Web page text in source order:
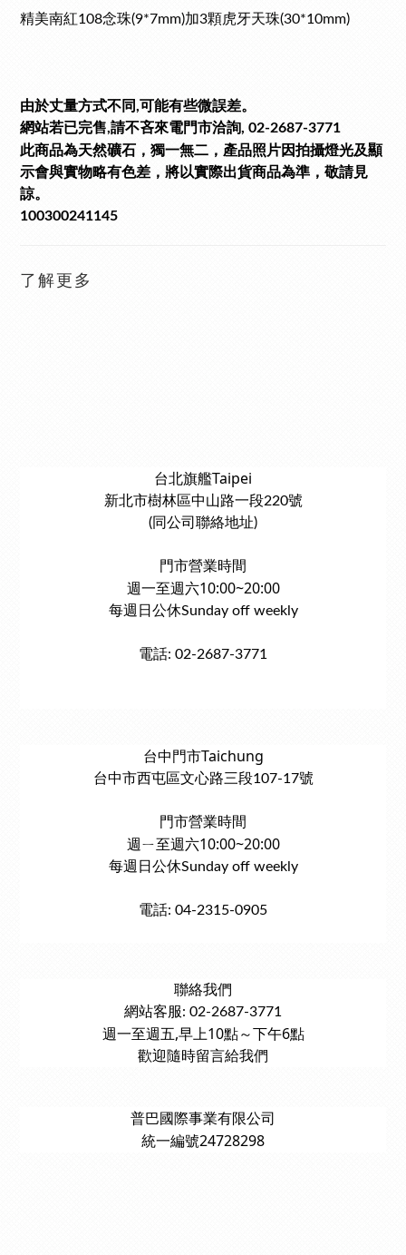
精美南紅108念珠(9*7mm)加3顆虎牙天珠(30*10mm)
由於丈量方式不同,可能有些微誤差。
網站若已完售,請不吝來電門市洽詢, 02-2687-3771
此商品為天然礦石，獨一無二， 產品照片因拍攝燈光及顯
示會與實物略有色差，將以實際出貨商品為準，敬請見
諒。
100300241145
了解更多
台北旗艦Taipei
新北市樹林區中山路一段220號
(同公司聯絡地址)
門市營業時間
週一至週六10:00~20:00
每週日公休Sunday off weekly
電話: 02-2687-3771
台中門市Taichung
台中市西屯區文心路三段107-17號
門市營業時間
週ㄧ至週六10:00~20:00
每週日公休Sunday off weekly
電話: 04-2315-0905
聯絡我們
網站客服: 02-2687-3771
週一至週五,早上10點～下午6點
歡迎隨時留言給我們
普巴國際事業有限公司
統一編號24728298